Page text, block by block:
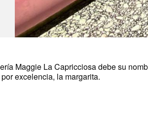
Maggie La Capricciosa debe su
excelencia, la margarita.